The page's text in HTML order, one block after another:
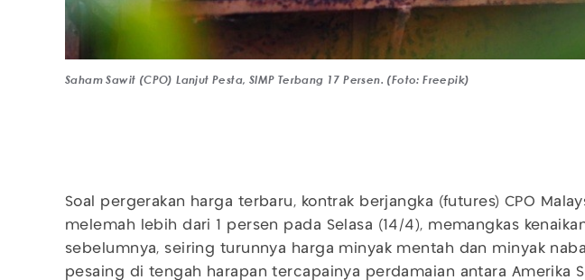
Saham Sawit (CPO) Lanjut Pesta, SIMP Terbang 17 Persen. (Foto: Freepik)
Soal pergerakan harga terbaru, kontrak berjangka (futures) CPO
melemah lebih dari 1 persen pada Selasa (14/4), memangkas
sebelumnya, seiring turunnya harga minyak mentah dan minyak
pesaing di tengah harapan tercapainya perdamaian antara Amerika